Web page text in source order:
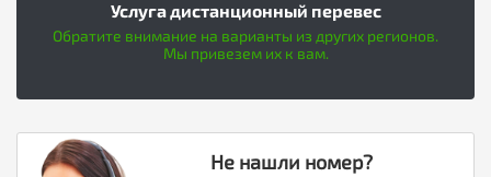
Услуга дистанционный перевес
Обратите внимание на варианты из других регионов.
Мы привезем их к вам.
Не нашли номер?